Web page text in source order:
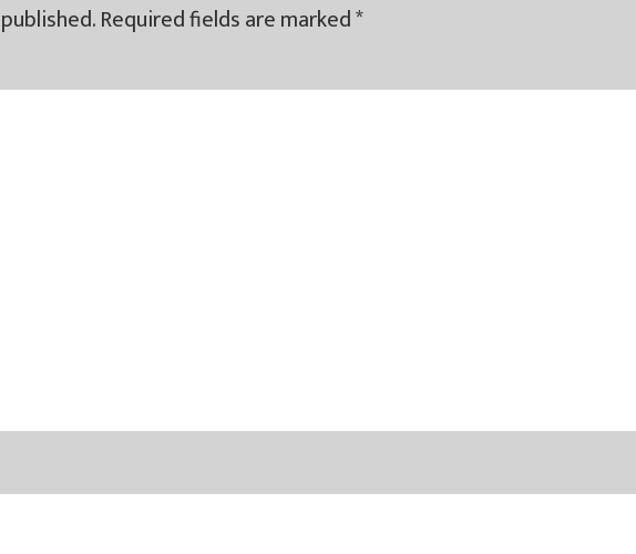
Required fields are marked*